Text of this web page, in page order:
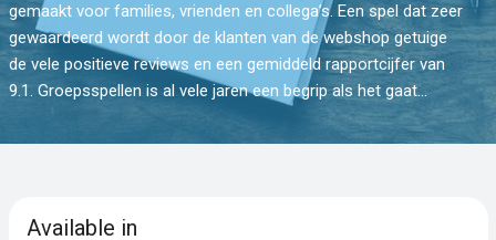
gemaakt voor families, vrienden en collega’s. Een spel dat zeer
gewaardeerd wordt door de klanten van de webshop getuige
de vele positieve reviews en een gemiddeld rapportcijfer van
9.1. Groepsspellen is al vele jaren een begrip als het gaat...
Available in